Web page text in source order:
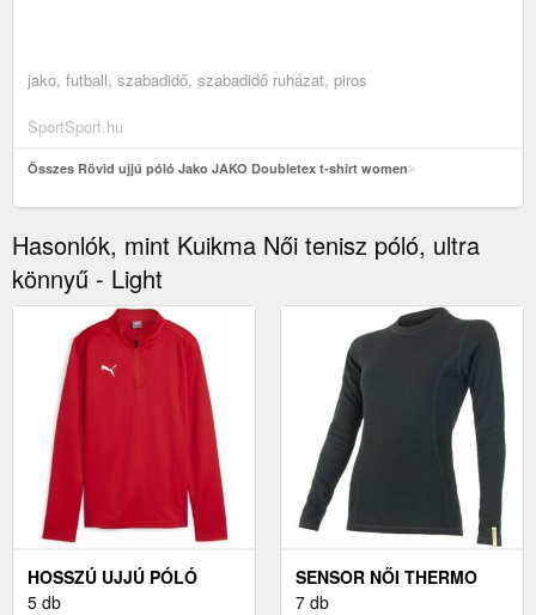
jako, futball, szabadidő, szabadidő ruházat, piros
SportSport.hu
Összes Rövid ujjú póló Jako JAKO Doubletex t-shirt women
Hasonlók, mint Kuikma Női tenisz póló, ultra
könnyű - Light
HOSSZÚ UJJÚ PÓLÓ
PUMA TEAMGOAL
5 db
SENSOR NŐI THERMO
FELSŐ NŐI THERMO
7 db